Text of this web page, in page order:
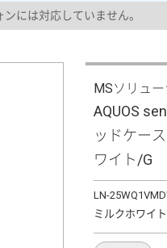
には対応していません。
MSソリュ
AQUOS
ッドケー
ワイト/G
LN-
ミルクホワイ